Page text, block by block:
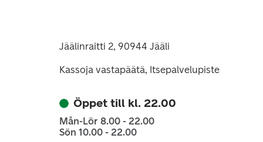
Jäälinraitti 2, 90944 Jääli
Kassoja vastapäätä, Itsepalvelupiste
Öppet till kl. 22.00
Mån-Lör 8.00 - 22.00
Sön 10.00 - 22.00